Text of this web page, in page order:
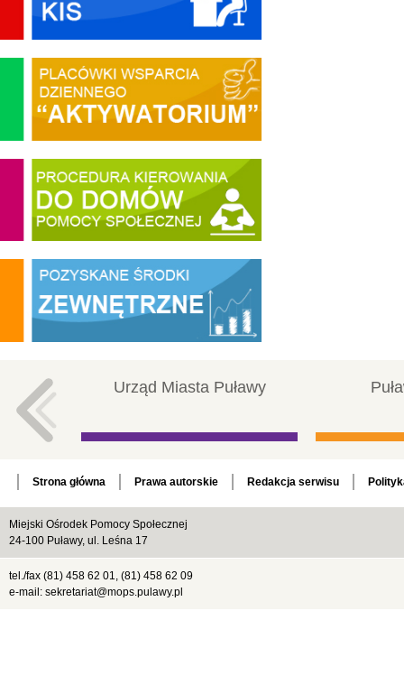
Urząd Miasta Puławy
Strona główna Prawa autorskie Redakcja serwisu
Miejski Ośrodek Pomocy Społecznej
24-100 Puławy, ul. Leśna 17
tel./fax (81) 458 62 01, (81) 458 62 09
e-mail: sekretariat@mops.pulawy.pl